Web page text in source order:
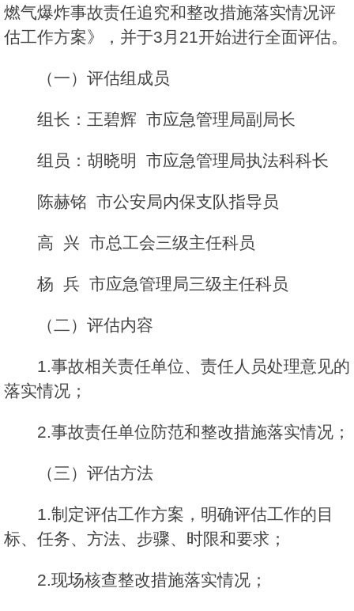
燃气爆炸事故责任追究和整改措施落实情况评
估工作方案》，并于3月21开始进行全面评估。
（一）评估组成员
组长：王碧辉 市应急管理局副局长
组员：胡晓明 市应急管理局执法科科长
陈赫铭 市公安局内保支队指导员
高 兴 市总工会三级主任科员
杨 兵 市应急管理局三级主任科员
（二）评估内容
1.事故相关责任单位、责任人员处理意见的
落实情况；
2.事故责任单位防范和整改措施落实情况；
（三）评估方法
1.制定评估工作方案，明确评估工作的目
标、任务、方法、步骤、时限和要求；
2.现场核查整改措施落实情况；